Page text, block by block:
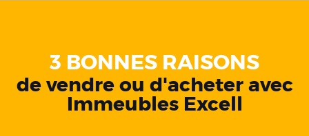
3 BONNES RAISONS
de vendre ou d'acheter avec
Immeubles Excell